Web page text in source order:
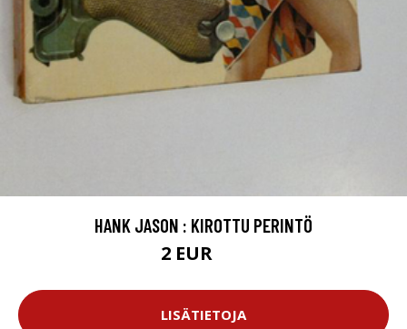
HANK JASON : KIROTTU PERINTÖ
2 EUR
LISÄTIETOJA